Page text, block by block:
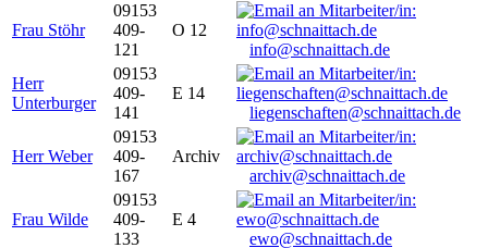
Frau Stöhr
09153
409-
121
O 12
info@schnaittach.de
Herr
Unterburger
09153
409-
141
E 14
liegenschaften@schnaittach.de
Herr Weber
09153
409-
167
Archiv
archiv@schnaittach.de
Frau Wilde
09153
409-
133
E 4
ewo@schnaittach.de